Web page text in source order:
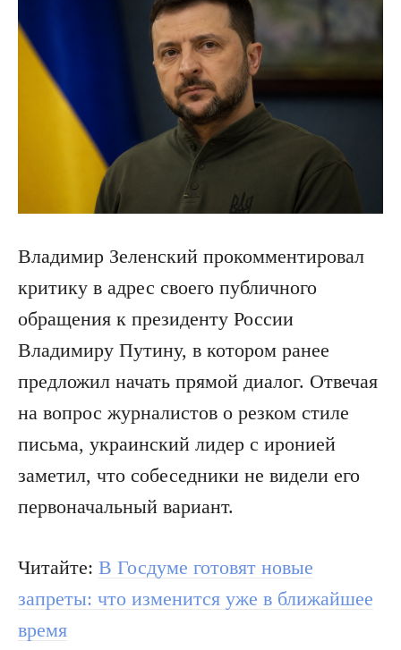
Владимир Зеленский прокомментировал
критику в адрес своего публичного
обращения к президенту России
Владимиру Путину, в котором ранее
предложил начать прямой диалог. Отвечая
на вопрос журналистов о резком стиле
письма, украинский лидер с иронией
заметил, что собеседники не видели его
первоначальный вариант.
Читайте: В Госдуме готовят новые
запреты: что изменится уже в ближайшее
время